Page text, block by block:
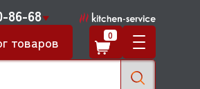
товаров
86-68
0